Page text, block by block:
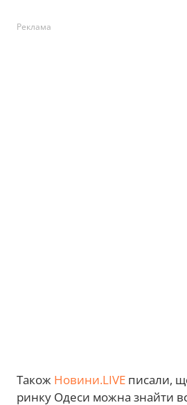
Реклама
Також Новини.LIVE писали,
ринку Одеси можна знайти